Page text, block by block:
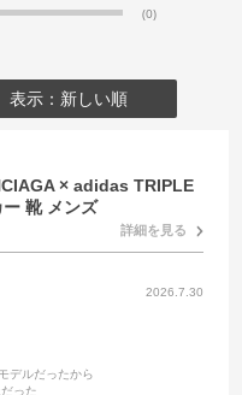
(0)
表示：新しい順
× adidas TRIPLE
靴 メンズ
詳細を見る
2026.7.30
デルだったから
った